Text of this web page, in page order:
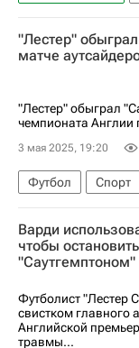
Уэйн Руни
Адриан Муту
Материалы РИА
"Лестер"
матче
"Лестер" обыграл
чемпионата Англии
3 мая 2025, 19:20
Футбол Спорт
Саутгемптон
АПЛ 2026-2027
Варди
чтобы
"Саутгемптоном"
Футболист "Лестер
свистком главного
Английской
травмы...